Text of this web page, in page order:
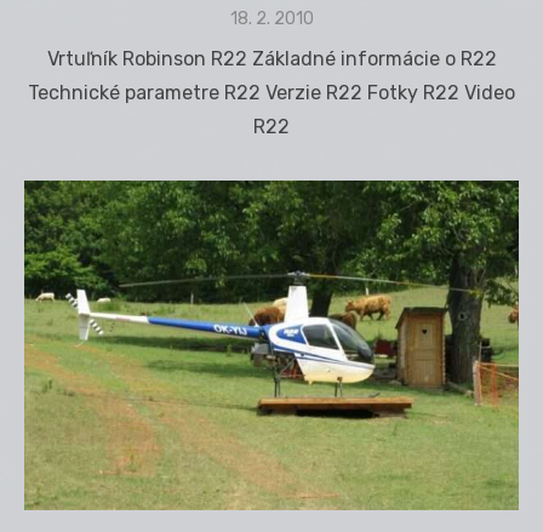
Posted
18. 2. 2010
Vrtuľník Robinson R22 Základné informácie o R22
Technické parametre R22 Verzie R22 Fotky R22 Video
R22